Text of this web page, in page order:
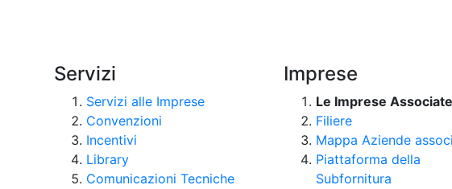
Servizi
Servizi alle Imprese
Convenzioni
Incentivi
Library
Comunicazioni Tecniche
Imprese
Le Imprese Associate
Filiere
Mappa Aziende
Piattaforma della
Subfornitura